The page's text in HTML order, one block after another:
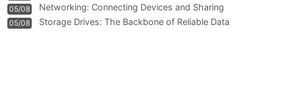
05/08
Networking: Connecting Devices and Sharing
Information
05/08
Storage Drives: The Backbone of Reliable Data